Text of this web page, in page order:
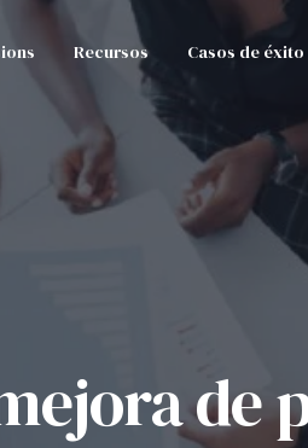
Recursos Casos de éxito
de